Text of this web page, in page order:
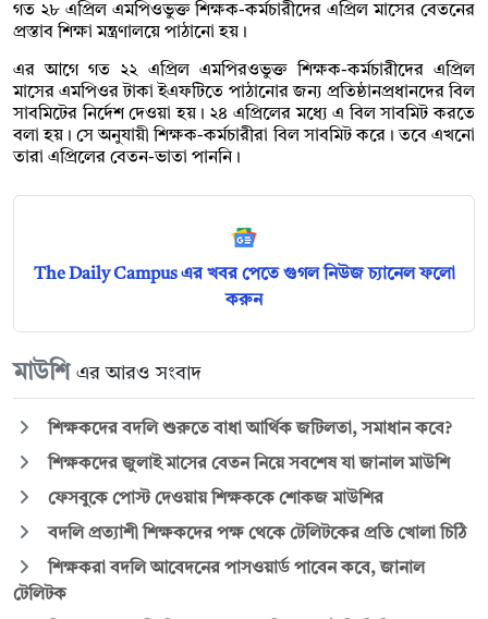
গত ২৮ এপ্রিল এমপিওভুক্ত শিক্ষক-কর্মচারীদের এপ্রিল মাসের বেতনের
প্রস্তাব শিক্ষা মন্ত্রণালয়ে পাঠানো হয়।
এর আগে গত ২২ এপ্রিল এমপিরওভুক্ত শিক্ষক-কর্মচারীদের এপ্রিল
মাসের এমপিওর টাকা ইএফটিতে পাঠানোর জন্য প্রতিষ্ঠানপ্রধানদের বিল
সাবমিটের নির্দেশ দেওয়া হয়। ২৪ এপ্রিলের মধ্যে এ বিল সাবমিট করতে
বলা হয়। সে অনুযায়ী শিক্ষক-কর্মচারীরা বিল সাবমিট করে। তবে এখনো
তারা এপ্রিলের বেতন-ভাতা পাননি।
The Daily Campus এর খবর পেতে গুগল নিউজ চ্যানেল ফলো
করুন
মাউশি এর আরও সংবাদ
শিক্ষকদের বদলি শুরুতে বাধা আর্থিক জটিলতা, সমাধান কবে?
শিক্ষকদের জুলাই মাসের বেতন নিয়ে সবশেষ যা জানাল মাউশি
ফেসবুকে পোস্ট দেওয়ায় শিক্ষককে শোকজ মাউশির
বদলি প্রত্যাশী শিক্ষকদের পক্ষ থেকে টেলিটকের প্রতি খোলা চিঠি
শিক্ষকরা বদলি আবেদনের পাসওয়ার্ড পাবেন কবে, জানাল
টেলিটক